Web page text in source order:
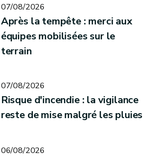
07/08/2026
Après la tempête : merci aux
équipes mobilisées sur le
terrain
07/08/2026
Risque d'incendie : la vigilance
reste de mise malgré les pluies
06/08/2026